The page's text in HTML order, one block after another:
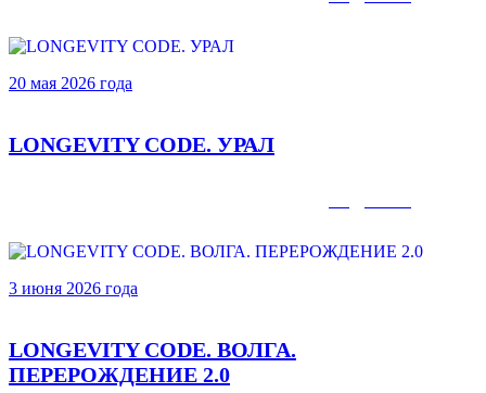
20 мая 2026 года
LONGEVITY CODE. УРАЛ
3 июня 2026 года
LONGEVITY CODE. ВОЛГА.
ПЕРЕРОЖДЕНИЕ 2.0